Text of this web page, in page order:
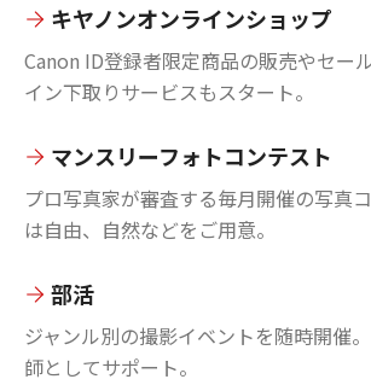
キヤノンオンラインショップ
Canon ID登録者限定商品の販売やセー
イン下取りサービスもスタート。
マンスリーフォトコンテスト
プロ写真家が審査する毎月開催の写真
は自由、自然などをご用意。
部活
ジャンル別の撮影イベントを随時開催
師としてサポート。